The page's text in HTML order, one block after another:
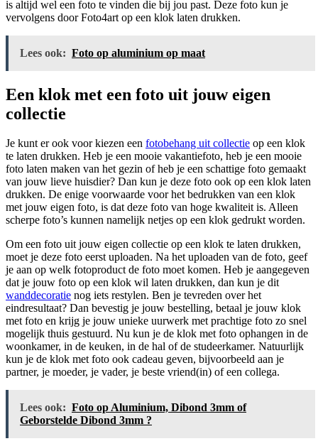
is altijd wel een foto te vinden die bij jou past. Deze foto kun je
vervolgens door Foto4art op een klok laten drukken.
Lees ook: Foto op aluminium op maat
Een klok met een foto uit jouw eigen
collectie
Je kunt er ook voor kiezen een fotobehang uit collectie op een klok
te laten drukken. Heb je een mooie vakantiefoto, heb je een mooie
foto laten maken van het gezin of heb je een schattige foto gemaakt
van jouw lieve huisdier? Dan kun je deze foto ook op een klok laten
drukken. De enige voorwaarde voor het bedrukken van een klok
met jouw eigen foto, is dat deze foto van hoge kwaliteit is. Alleen
scherpe foto’s kunnen namelijk netjes op een klok gedrukt worden.
Om een foto uit jouw eigen collectie op een klok te laten drukken,
moet je deze foto eerst uploaden. Na het uploaden van de foto, geef
je aan op welk fotoproduct de foto moet komen. Heb je aangegeven
dat je jouw foto op een klok wil laten drukken, dan kun je dit
wanddecoratie nog iets restylen. Ben je tevreden over het
eindresultaat? Dan bevestig je jouw bestelling, betaal je jouw klok
met foto en krijg je jouw unieke uurwerk met prachtige foto zo snel
mogelijk thuis gestuurd. Nu kun je de klok met foto ophangen in de
woonkamer, in de keuken, in de hal of de studeerkamer. Natuurlijk
kun je de klok met foto ook cadeau geven, bijvoorbeeld aan je
partner, je moeder, je vader, je beste vriend(in) of een collega.
Lees ook: Foto op Aluminium, Dibond 3mm of
Geborstelde Dibond 3mm ?